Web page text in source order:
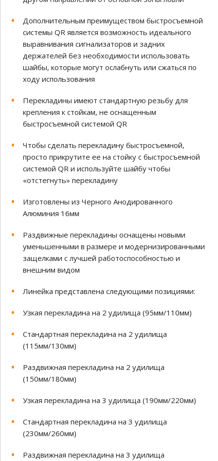
Дополнительным преимуществом быстросъемной
системы QR является возможность идеального
выравнивания сигнализаторов и задних
держателей без необходимости использовать
шайбы, которые могут ослабнуть или сжаться по
ходу использования
Перекладины имеют стандартную резьбу для
крепления к стойкам, не оснащенным
быстросъемной системой QR
Чтобы сделать перекладину быстросъемной,
просто прикрутите ее на стойку с быстросъемной
системой QR и используйте шайбу чтобы
«отстегнуть» перекладину
Изготовлены из Черного Анодированного
Алюминия 16мм
Раздвижные перекладины оснащены новыми
уменьшенными в размере и модернизированными
защелками с лучшей работоспособностью и
внешним видом
Линейка представлена следующими позициями:
Узкая перекладина на 2 удилища (95мм/110мм)
Стандартная перекладина на 2 удилища
(115мм/130мм)
Раздвижная перекладина на 2 удилища
(150мм/180мм)
Узкая перекладина на 3 удилища (190мм/220мм)
Стандартная перекладина на 3 удилища
(230мм/260мм)
Раздвижная перекладина на 3 удилища